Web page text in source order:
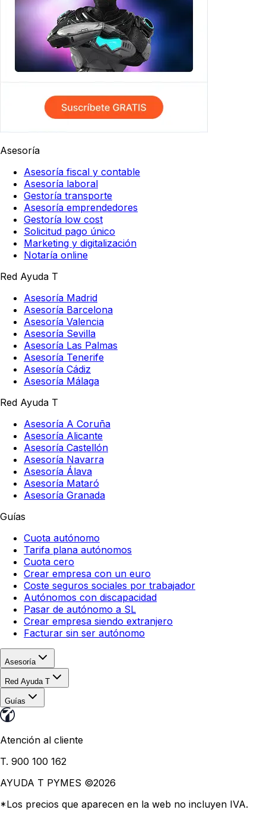
Asesoría
Asesoría fiscal y contable
Asesoría laboral
Gestoría transporte
Asesoría emprendedores
Gestoría low cost
Solicitud pago único
Marketing y digitalización
Notaría online
Red Ayuda T
Asesoría Madrid
Asesoría Barcelona
Asesoría Valencia
Asesoría Sevilla
Asesoría Las Palmas
Asesoría Tenerife
Asesoría Cádiz
Asesoría Málaga
Red Ayuda T
Asesoría A Coruña
Asesoría Alicante
Asesoría Castellón
Asesoría Navarra
Asesoría Álava
Asesoría Mataró
Asesoría Granada
Guías
Cuota autónomo
Tarifa plana autónomos
Cuota cero
Crear empresa con un euro
Coste seguros sociales por trabajador
Autónomos con discapacidad
Pasar de autónomo a SL
Crear empresa siendo extranjero
Facturar sin ser autónomo
Asesoría
Red Ayuda T
Guías
Atención al cliente
T. 900 100 162
AYUDA T PYMES ©2026
*Los precios que aparecen en la web no incluyen IVA.